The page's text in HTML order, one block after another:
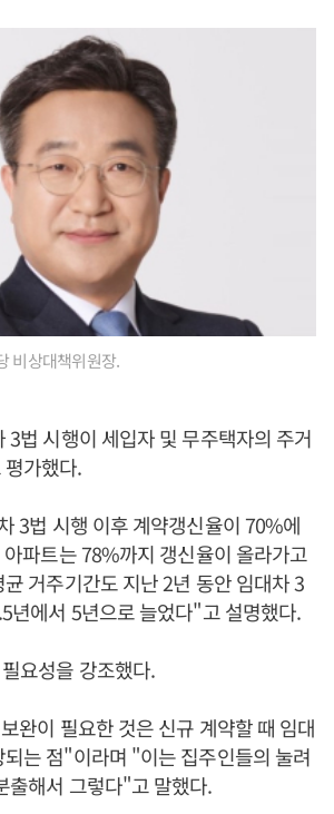
비상대책위원장.
3법 시행이 세입자 및 무주택자의 주거
가했다.
3법 시행 이후 계약갱신율이 70%에
파트는 78%까지 갱신율이 올라가고
거주기간도 지난 2년 동안 임대차 3
년에서 5년으로 늘었다"고 설명했다.
요성을 강조했다.
완이 필요한 것은 신규 계약할 때 임대
는 점"이라며 "이는 집주인들의 눌려
출해서 그렇다"고 말했다.